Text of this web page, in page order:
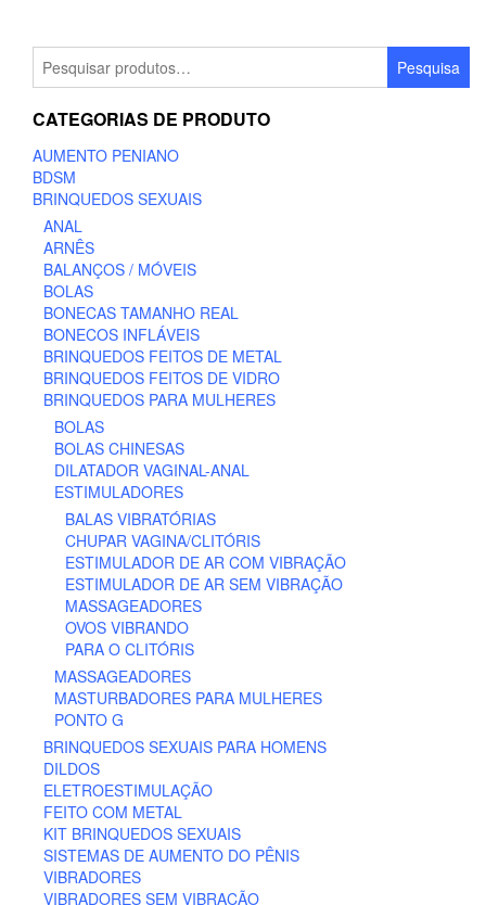
Pesquisar
por:
Pesquisa
CATEGORIAS DE PRODUTO
AUMENTO PENIANO
BDSM
BRINQUEDOS SEXUAIS
ANAL
ARNÊS
BALANÇOS / MÓVEIS
BOLAS
BONECAS TAMANHO REAL
BONECOS INFLÁVEIS
BRINQUEDOS FEITOS DE METAL
BRINQUEDOS FEITOS DE VIDRO
BRINQUEDOS PARA MULHERES
BOLAS
BOLAS CHINESAS
DILATADOR VAGINAL-ANAL
ESTIMULADORES
BALAS VIBRATÓRIAS
CHUPAR VAGINA/CLITÓRIS
ESTIMULADOR DE AR COM VIBRAÇÃO
ESTIMULADOR DE AR SEM VIBRAÇÃO
MASSAGEADORES
OVOS VIBRANDO
PARA O CLITÓRIS
MASSAGEADORES
MASTURBADORES PARA MULHERES
PONTO G
BRINQUEDOS SEXUAIS PARA HOMENS
DILDOS
ELETROESTIMULAÇÃO
FEITO COM METAL
KIT BRINQUEDOS SEXUAIS
SISTEMAS DE AUMENTO DO PÊNIS
VIBRADORES
VIBRADORES SEM VIBRAÇÃO